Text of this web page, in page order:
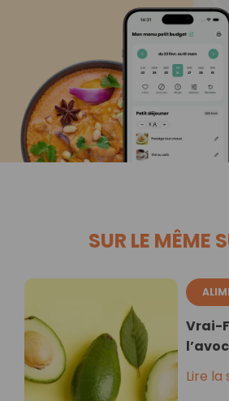
SUR LE MÊME
Vrai-
Lire la